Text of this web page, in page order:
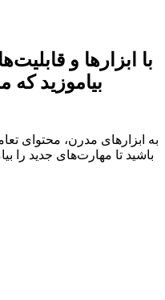
با ابزارها و
بیاموزید
به ابزارهای مدرن، محتوای
باشید تا مهارت‌های جدید را